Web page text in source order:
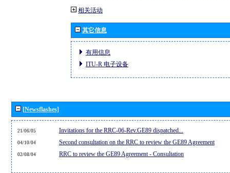
相关活动
其它信息
有用信息
ITU-R 电子设备
[Newsflashes]
21/06/05 Invitations for the RRC-06-Rev.GE89 dispatched...
04/10/04 Second consultation on the RRC to review the GE89 Agreement
02/08/04 RRC to review the GE89 Agreement - Consultation